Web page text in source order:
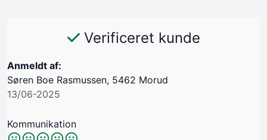
Verificeret kunde
Anmeldt af:
Søren Boe Rasmussen, 5462 Morud
13/06-2025
Kommunikation